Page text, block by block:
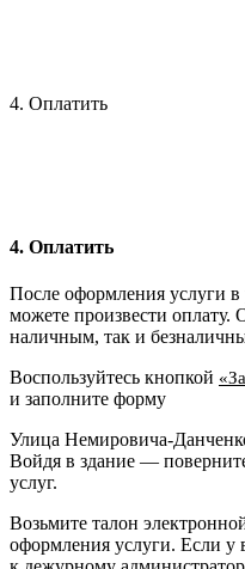
4. Оплатить
4. Оплатить
После оформления услуги в
можете произвести оплату.
наличным, так и
Воспользуйтесь кнопкой
и заполните форму
Улица Немировича-
Войдя в здание —
услуг.
Возьмите талон
оформления услуги. Если у